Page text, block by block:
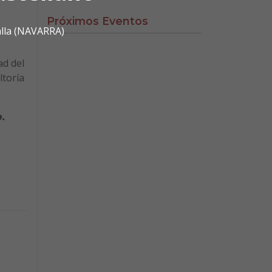
(NAVARRA)
del
Próximos Eventos